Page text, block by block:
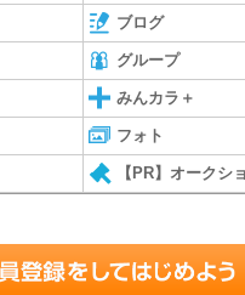
ブログ
グループ
みんカラ＋
フォト
【PR】オークシ